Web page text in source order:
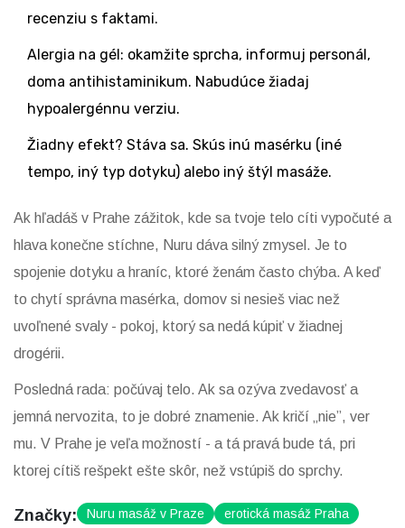
recenziu s faktami.
Alergia na gél: okamžite sprcha, informuj personál,
doma antihistaminikum. Nabudúce žiadaj
hypoalergénnu verziu.
Žiadny efekt? Stáva sa. Skús inú masérku (iné
tempo, iný typ dotyku) alebo iný štýl masáže.
Ak hľadáš v Prahe zážitok, kde sa tvoje telo cíti vypočuté a
hlava konečne stíchne, Nuru dáva silný zmysel. Je to
spojenie dotyku a hraníc, ktoré ženám často chýba. A keď
to chytí správna masérka, domov si nesieš viac než
uvoľnené svaly - pokoj, ktorý sa nedá kúpiť v žiadnej
drogérii.
Posledná rada: počúvaj telo. Ak sa ozýva zvedavosť a
jemná nervozita, to je dobré znamenie. Ak kričí „nie”, ver
mu. V Prahe je veľa možností - a tá pravá bude tá, pri
ktorej cítiš rešpekt ešte skôr, než vstúpiš do sprchy.
Značky: Nuru masáž v Praze
erotická masáž Praha